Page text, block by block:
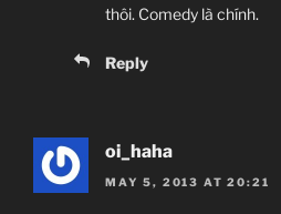
thôi. Comedy là chính.
Reply
oi_haha
MAY 5, 2013 AT 20:21